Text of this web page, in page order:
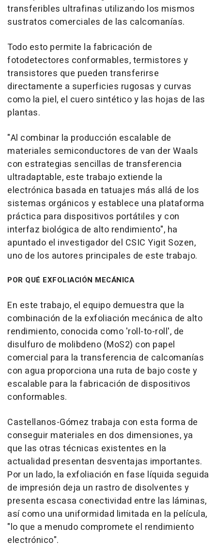
transferibles ultrafinas utilizando los mismos
sustratos comerciales de las calcomanías.
Todo esto permite la fabricación de
fotodetectores conformables, termistores y
transistores que pueden transferirse
directamente a superficies rugosas y curvas
como la piel, el cuero sintético y las hojas de las
plantas.
"Al combinar la producción escalable de
materiales semiconductores de van der Waals
con estrategias sencillas de transferencia
ultradaptable, este trabajo extiende la
electrónica basada en tatuajes más allá de los
sistemas orgánicos y establece una plataforma
práctica para dispositivos portátiles y con
interfaz biológica de alto rendimiento", ha
apuntado el investigador del CSIC Yigit Sozen,
uno de los autores principales de este trabajo.
POR QUÉ EXFOLIACIÓN MECÁNICA
En este trabajo, el equipo demuestra que la
combinación de la exfoliación mecánica de alto
rendimiento, conocida como 'roll-to-roll', de
disulfuro de molibdeno (MoS2) con papel
comercial para la transferencia de calcomanías
con agua proporciona una ruta de bajo coste y
escalable para la fabricación de dispositivos
conformables.
Castellanos-Gómez trabaja con esta forma de
conseguir materiales en dos dimensiones, ya
que las otras técnicas existentes en la
actualidad presentan desventajas importantes.
Por un lado, la exfoliación en fase líquida seguida
de impresión deja un rastro de disolventes y
presenta escasa conectividad entre las láminas,
así como una uniformidad limitada en la película,
"lo que a menudo compromete el rendimiento
electrónico".